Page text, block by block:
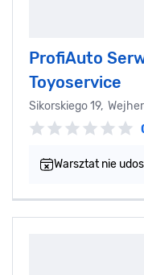
ProfiAuto
Toyoservice
Sikorskiego 19,
Warsztat nie